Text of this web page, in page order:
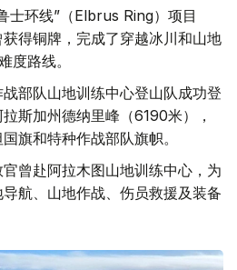
士环线”（Elbrus Ring）项目
得铜牌，完成了穿越冰川和山地
度路线。
部队山地训练中心登山队成功登
斯加州德纳里峰（6190米），
旗和特种作战部队旗帜。
曾赴阿拉木图山地训练中心，为
航、山地作战、伤员救援及装备